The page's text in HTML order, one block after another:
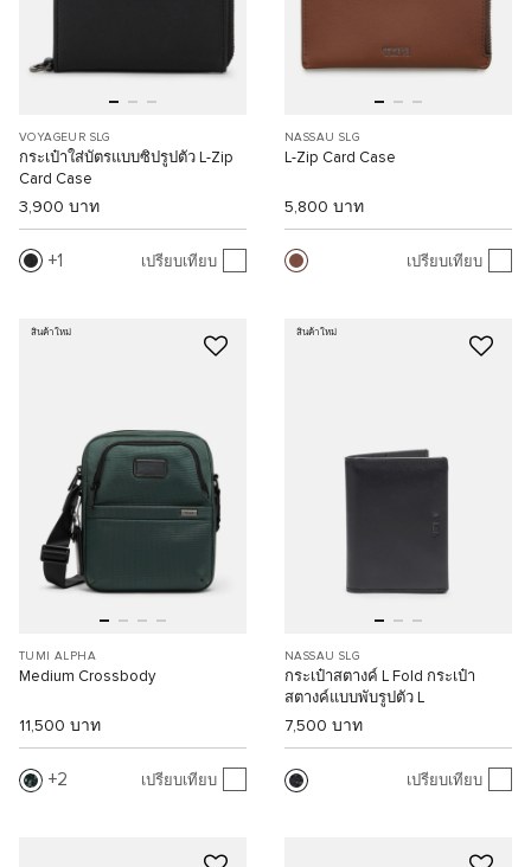
VOYAGEUR SLG
กระเป๋าใส่บัตรแบบซิปรูปตัว L-Zip
Card Case
3,900 บาท
1 เปรียบเทียบ
NASSAU SLG
L-Zip Card Case
5,800 บาท
เปรียบเทียบ
สินค้าใหม่
TUMI ALPHA
Medium Crossbody
11,500 บาท
2 เปรียบเทียบ
สินค้าใหม่
NASSAU SLG
กระเป๋าสตางค์ L Fold กระเป๋า
สตางค์แบบพับรูปตัว L
7,500 บาท
เปรียบเทียบ